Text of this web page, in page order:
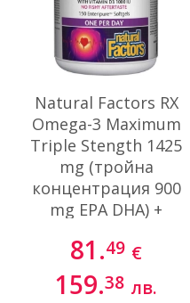
Natural Factors RX
Omega-3 Maximum
Triple Stength 1425
mg (тройна
концентрация 900
mg EPA DHA) +
IU, 150 софтгел
капсули
81.49 €
159.38 лв.